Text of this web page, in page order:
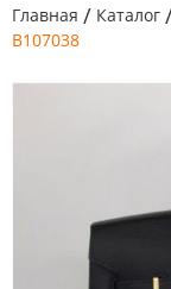
Главная / Каталог
B107038